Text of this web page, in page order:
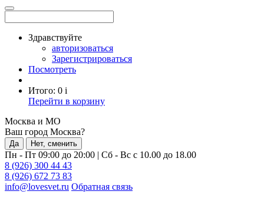
Здравствуйте
авторизоваться
Зарегистрироваться
Посмотреть
Итого: 0 i
Перейти в корзину
Москва и МО
Ваш город Москва?
Да Нет, сменить
Пн - Пт 09:00 до 20:00 | Сб - Вс с 10.00 до 18.00
8 (926) 300 44 43
8 (926) 672 73 83
info@lovesvet.ru Обратная связь